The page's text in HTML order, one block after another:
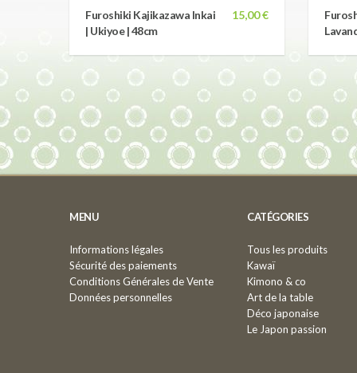
15,00 €
Furoshiki Kajikazawa Inkai
| Ukiyoe | 48cm
MENU
Informations légales
Sécurité des paiements
Conditions Générales de Vente
Données personnelles
CATÉGORIES
Tous les produits
Kawaï
Kimono & co
Art de la table
Déco japonaise
Le Japon passion